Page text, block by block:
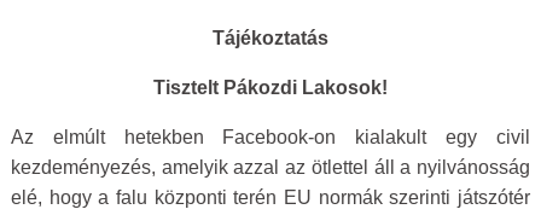
Tájékoztatás
Tisztelt Pákozdi Lakosok!
Az elmúlt hetekben Facebook-on kialakult egy civil
kezdeményezés, amelyik azzal az ötlettel áll a nyilvánosság
elé, hogy a falu központi terén EU normák szerinti játszótér